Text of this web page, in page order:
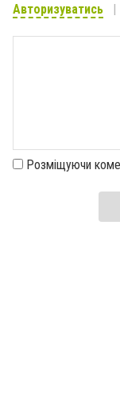
Авторизуватись
Розміщуючи